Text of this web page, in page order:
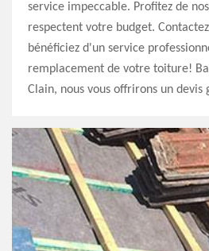
service impeccable. Profitez de
respectent votre budget.
bénéficiez d'un service
remplacement de votre toiture!
Clain, nous vous offrirons un devis